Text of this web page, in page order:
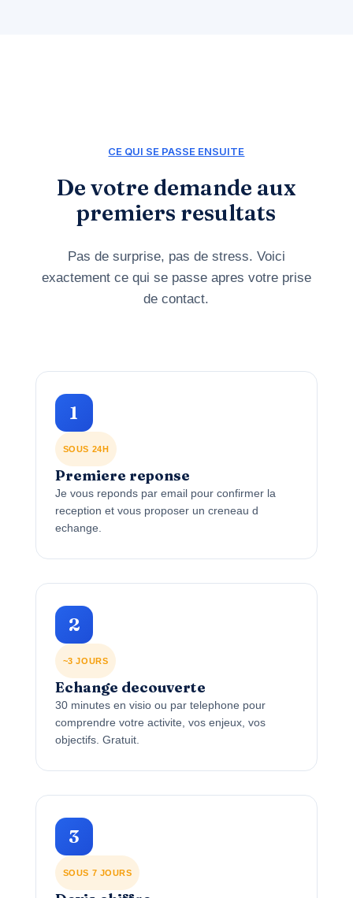
CE QUI SE PASSE ENSUITE
De votre demande aux
premiers resultats
Pas de surprise, pas de stress. Voici
exactement ce qui se passe apres votre prise
de contact.
1
SOUS 24H
Premiere reponse
Je vous reponds par email pour confirmer la
reception et vous proposer un creneau d
echange.
2
~3 JOURS
Echange decouverte
30 minutes en visio ou par telephone pour
comprendre votre activite, vos enjeux, vos
objectifs. Gratuit.
3
SOUS 7 JOURS